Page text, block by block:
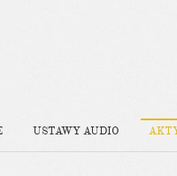
USTAWY AUDIO